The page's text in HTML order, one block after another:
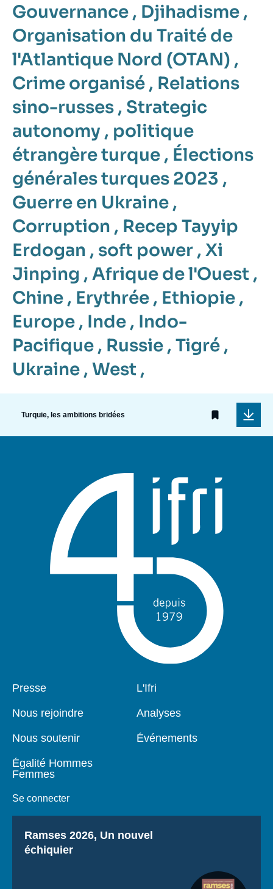
Gouvernance , Djihadisme ,
Organisation du Traité de
l'Atlantique Nord (OTAN) ,
Crime organisé , Relations
sino-russes , Strategic
autonomy , politique
étrangère turque , Élections
générales turques 2023 ,
Guerre en Ukraine ,
Corruption , Recep Tayyip
Erdogan , soft power , Xi
Jinping , Afrique de l'Ouest ,
Chine , Erythrée , Ethiopie ,
Europe , Inde , Indo-
Pacifique , Russie , Tigré ,
Ukraine , West ,
Turquie, les ambitions bridées
Pied
Presse
Nous rejoindre
Nous soutenir
Égalité Hommes
Femmes
Se connecter
Navigation
L'Ifri
Analyses
Événements
Titre
Ramses 2026, Un nouvel
échiquier